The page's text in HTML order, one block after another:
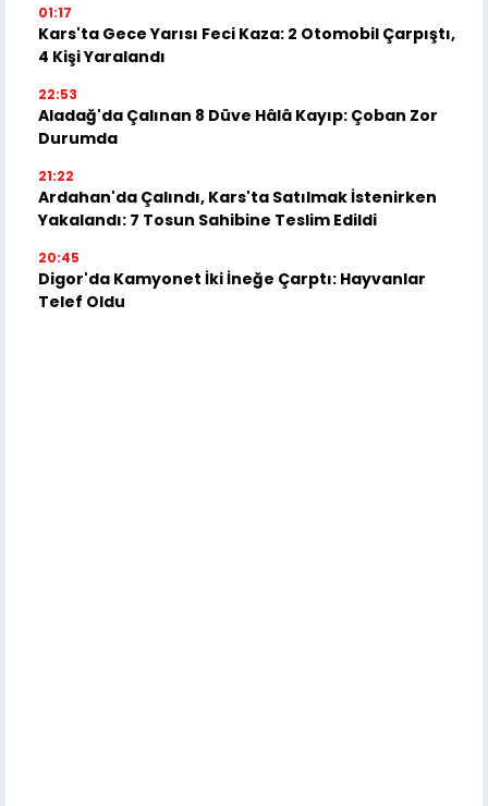
01:17
Kars'ta Gece Yarısı Feci Kaza: 2 Otomobil Çarpıştı,
4 Kişi Yaralandı
22:53
Aladağ'da Çalınan 8 Düve Hâlâ Kayıp: Çoban Zor
Durumda
21:22
Ardahan'da Çalındı, Kars'ta Satılmak İstenirken
Yakalandı: 7 Tosun Sahibine Teslim Edildi
20:45
Digor'da Kamyonet İki İneğe Çarptı: Hayvanlar
Telef Oldu